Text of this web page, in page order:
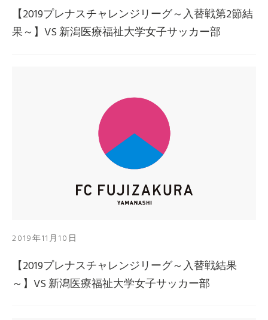
【2019プレナスチャレンジリーグ～入替戦第2節結
果～】VS 新潟医療福祉大学女子サッカー部
2019年11月10日
【2019プレナスチャレンジリーグ～入替戦結果
～】VS 新潟医療福祉大学女子サッカー部